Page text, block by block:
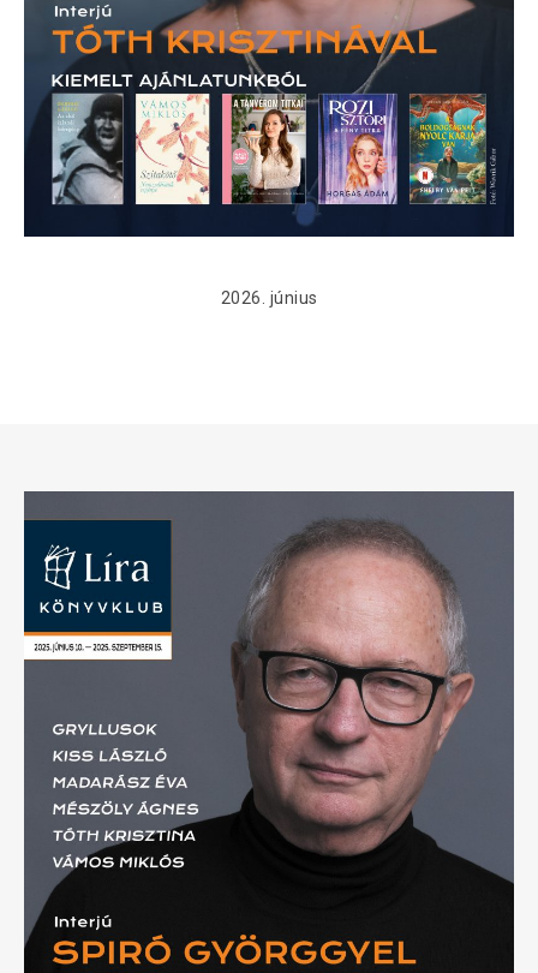
2026. június